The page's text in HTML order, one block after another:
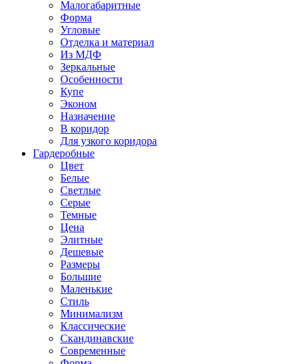
Малогабаритные
Форма
Угловые
Отделка и материал
Из МДФ
Зеркальные
Особенности
Купе
Эконом
Назначение
В коридор
Для узкого коридора
Гардеробные
Цвет
Белые
Светлые
Серые
Темные
Цена
Элитные
Дешевые
Размеры
Большие
Маленькие
Стиль
Минимализм
Классические
Скандинавские
Современные